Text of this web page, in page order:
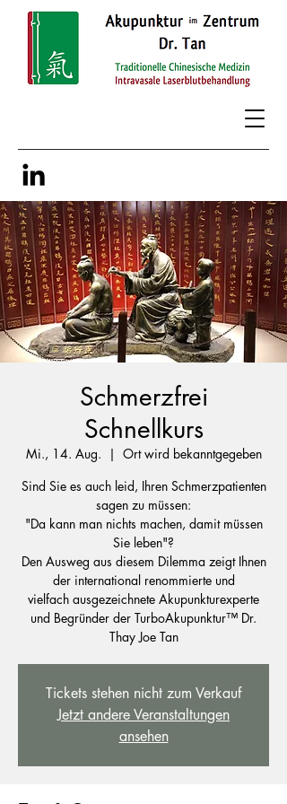
Schmerzfrei
Schnellkurs
Mi., 14. Aug.
  |
Ort wird bekanntgegeben
Sind Sie es auch leid, Ihren Schmerzpatienten
sagen zu müssen:
"Da kann man nichts machen, damit müssen
Sie leben"?
Den Ausweg aus diesem Dilemma zeigt Ihnen
der international renommierte und
vielfach ausgezeichnete Akupunkturexperte
und Begründer der TurboAkupunktur™ Dr.
Thay Joe Tan
Tickets stehen nicht zum Verkauf
Jetzt andere Veranstaltungen
ansehen